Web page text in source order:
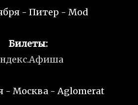
- Питер - Mod
Билеты:
- Москва - Aglomerat